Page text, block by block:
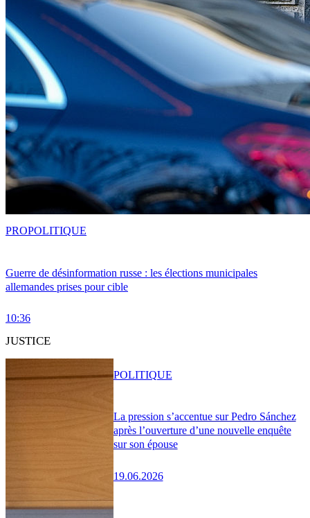
Guerre de désinformation russe : les élections municipales
allemandes prises pour cible
10:36
PROPOLITIQUE
JUSTICE
La pression s’accentue sur Pedro Sánchez
après l’ouverture d’une nouvelle enquête
sur son épouse
19.06.2026
POLITIQUE